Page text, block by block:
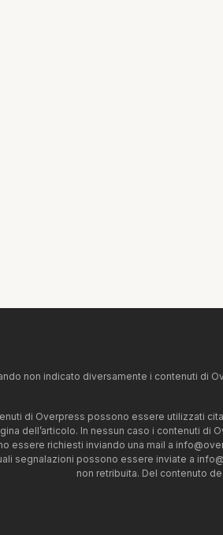
non indicato diversamente i contenuti di
di Overpress possono essere utilizzati
dell’articolo. In nessun caso i contenuti
essere richiesti inviando una mail a
segnalazioni possono essere inviate a
non retribuita. Del contenuto